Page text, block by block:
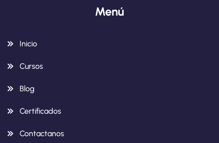
Menú
Inicio
Cursos
Blog
Certificados
Contactanos